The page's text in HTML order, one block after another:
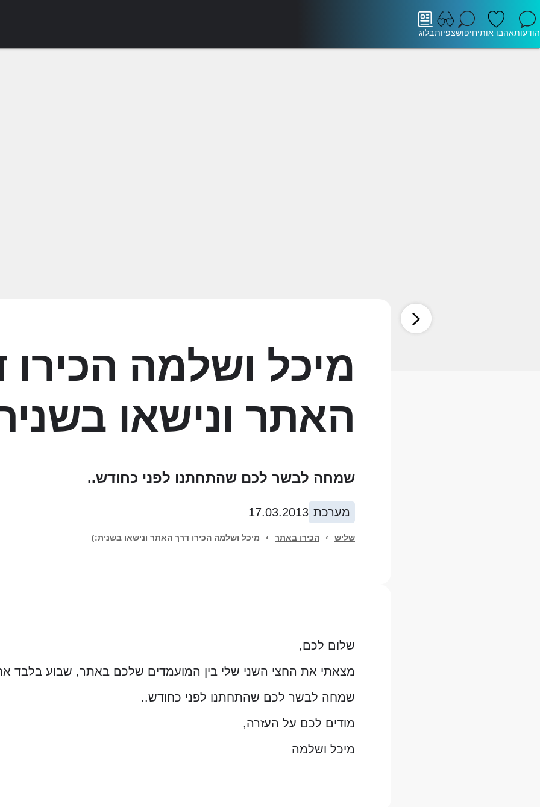
הודעותאהבו אותיחיפושצפיותבלוג
מיכל ושלמה הכירו
האתר ונישאו
שמחה לבשר לכם שהתחתנו לפני כחודש..
מערכת 17.03.2013
שליש › הכירו באתר › מיכל ושלמה הכירו דרך האתר ונישאו בשנית:)
שלום לכם,
מצאתי את החצי השני שלי בין המועמדים שלכם באתר, שבוע בלבד
שמחה לבשר לכם שהתחתנו לפני כחודש..
מודים לכם על העזרה,
מיכל ושלמה